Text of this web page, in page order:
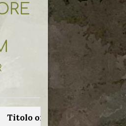
Titolo originale: